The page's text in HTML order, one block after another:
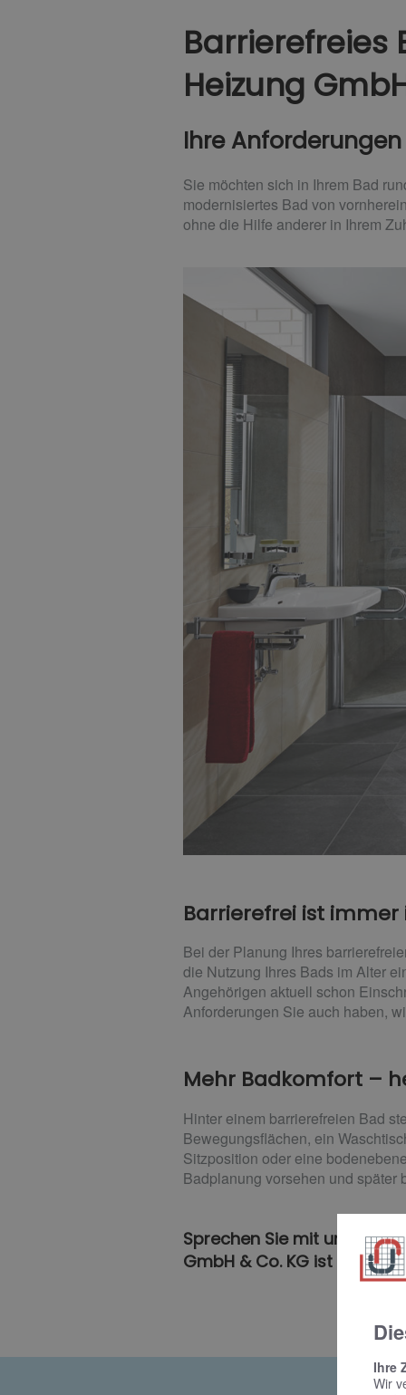
Barrierefreies
Heizung
Ihre
Sie möchten sich in Ihrem Bad
modernisiertes Bad von
ohne die Hilfe anderer in Ihrem
Barrierefrei ist immer
Bei der Planung Ihres
die Nutzung Ihres Bads im Alter
Angehörigen aktuell schon
Anforderungen Sie auch haben,
Mehr Badkomfort –
Hinter einem barrierefreien Bad
Bewegungsflächen, ein
Sitzposition oder eine
Badplanung vorsehen und später
Sprechen Sie mit uns und
GmbH & Co. KG ist Ihr
Ihre
Wir